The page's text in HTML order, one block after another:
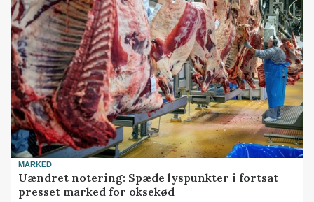
MARKED
Uændret notering: Spæde lyspunkter i fortsat
presset marked for oksekød